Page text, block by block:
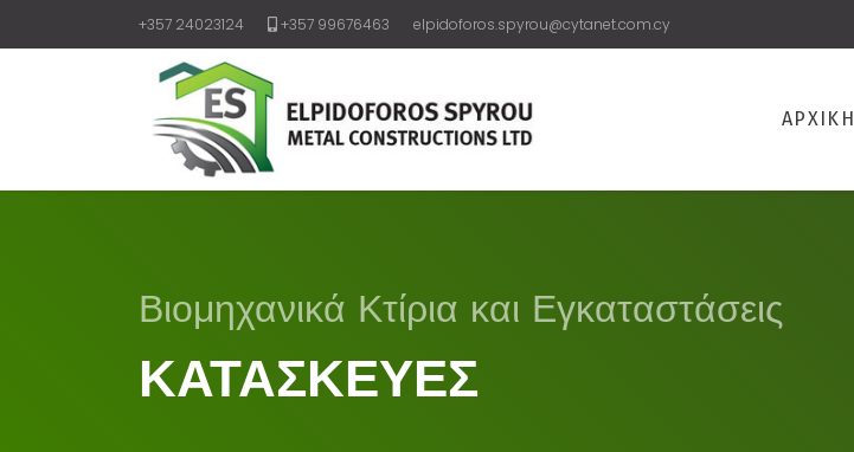
+357 24023124 +357 99676463 elpidoforos.spyrou@cytanet.com.cy
ΑΡΧΙΚΗ
Βιομηχανικά Κτίρια και Εγκαταστάσεις
ΚΑΤΑΣΚΕΥΕΣ